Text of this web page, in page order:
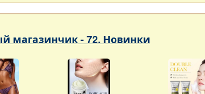
магазинчик - 72. Новинки